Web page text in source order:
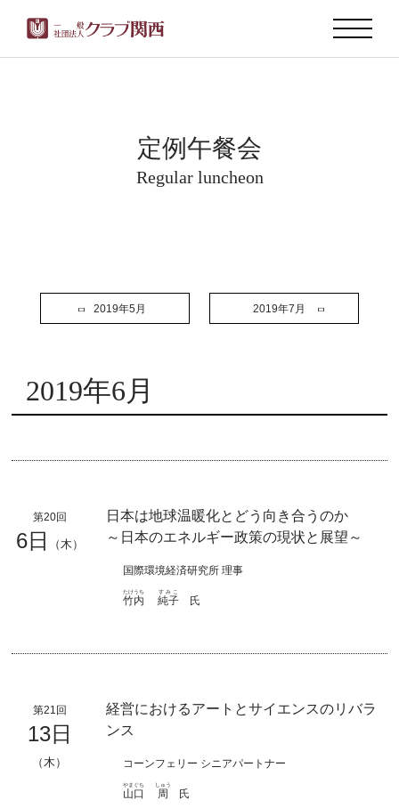
定例午餐会
Regular luncheon
2019年5月 2019年7月
2019年6月
第20回
6日 （木）
日本は地球温暖化とどう向き合うのか
～日本のエネルギー政策の現状と展望～
国際環境経済研究所 理事
竹内
たけうち
純子
すみこ
氏
第21回
13日
（木）
経営におけるアートとサイエンスのリバラ
ンス
コーンフェリー シニアパートナー
山口
やまぐち
周
しゅう
氏